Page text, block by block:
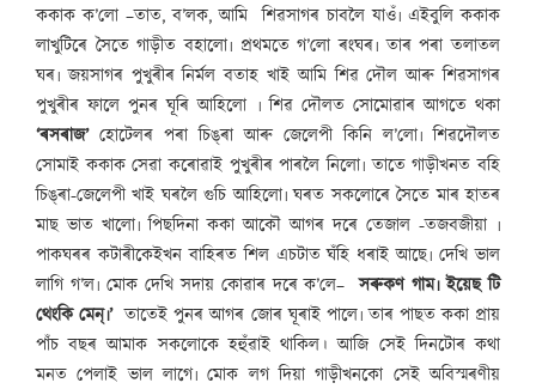
ককাক ক’লো –তাত, ব’লক, আমি শিৱসাগৰ চাবলৈ যাওঁ৷ এইবুলি ককাক
লাখুটিৰে সৈতে গাড়ীত বহালো৷ প্ৰথমতে গ’লো ৰংঘৰ৷ তাৰ পৰা তলাতল
ঘৰ৷ জয়সাগৰ পুখুৰীৰ নিৰ্মল বতাহ খাই আমি শিৱ দৌল আৰু শিৱসাগৰ
পুখুৰীৰ ফালে পুনৰ ঘূৰি আহিলো ৷ শিৱ দৌলত সোমোৱাৰ আগতে থকা
‘ৰসৰাজ’হোটেলৰ পৰা চিঙ্‌ৰা আৰু জেলেপী কিনি ল’লো৷ শিৱদৌলত
সোমাই ককাক সেৱা কৰোৱাই পুখুৰীৰ পাৰলৈ নিলো৷ তাতে গাড়ীখনত বহি
চিঙ্‌ৰা-জেলেপী খাই ঘৰলৈ গুচি আহিলো৷ ঘৰত সকলোৰে সৈতে মাৰ হাতৰ
মাছ ভাত খালো৷ পিছদিনা ককা আকৌ আগৰ দৰে তেজাল -তজবজীয়া ৷
পাকঘৰৰ কটাৰীকেইখন বাহিৰত শিল এচটাত ঘঁহি ধৰাই আছে৷ দেখি ভাল
লাগি গ’ল৷ মোক দেখি সদায় কোৱাৰ দৰে ক’লে–সৰুকণ গাম৷ ইয়েছ টি
থেংকি মেন্‌৷’ তাতেই পুনৰ আগৰ জোৰ ঘূৰাই পালে৷ তাৰ পাছত ককা প্ৰায়
পাঁচ বছৰ আমাক সকলোকে হহুঁৱাই থাকিল। আজি সেই দিনটোৰ কথা
মনত পেলাই ভাল লাগে৷ মোক লগ দিয়া গাড়ীখনকো সেই অবিস্মৰণীয়